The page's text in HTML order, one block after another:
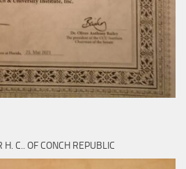
C.. OF CONCH REPUBLIC